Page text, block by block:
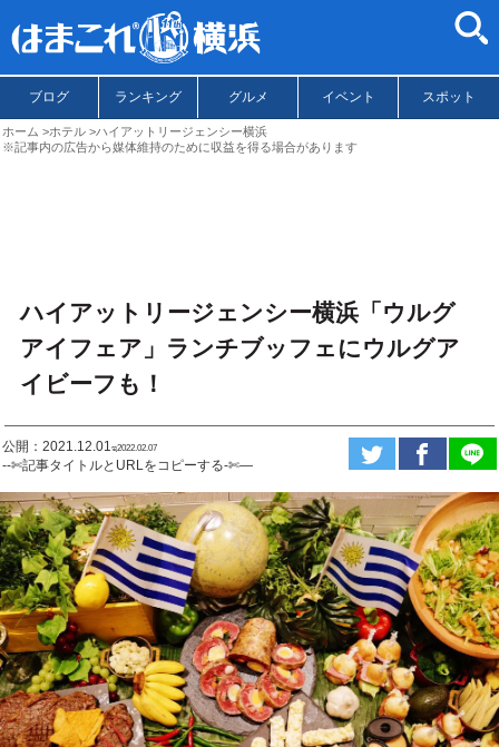
ブログ ランキング グルメ イベント スポット
ホーム ホテル
ハイアットリージェンシー横浜
※記事内の広告から媒体維持のために収益を得る場合があります
ハイアットリージェンシー横浜「ウルグ
アイフェア」ランチブッフェにウルグア
イビーフも！
公開：2021.12.01ಇ2022.02.07
--✄記事タイトルとURLをコピーする-✄—